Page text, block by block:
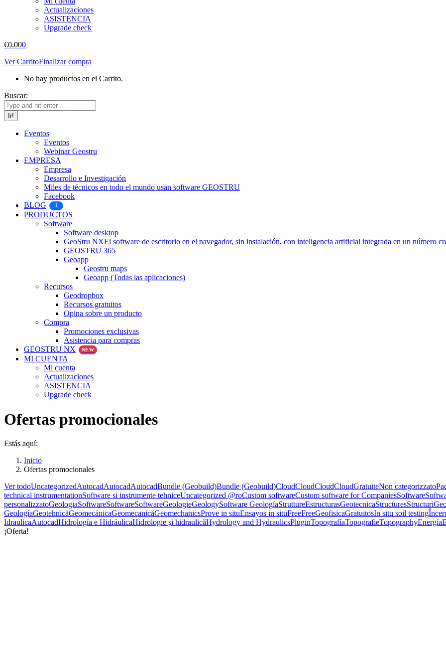
Actualizaciones
ASISTENCIA
Upgrade check
€0.000
Ver CarritoFinalizar compra
No hay productos en el Carrito.
Buscar:
Eventos
Eventos
Webinar Geostru
EMPRESA
Empresa
Desarrollo e Investigación
Miles de técnicos en todo el mundo usan software GEOSTRU
Facebook
BLOG
1
PRODUCTOS
Software
Software desktop
GeoStru NXEl software de escritorio en el navegador, sin instalación, con inteligencia artificial integrada en un número
GEOSTRU 365
Geoapp
Geostru maps
Geoapp (Todas las aplicaciones)
Recursos
Geodropbox
Recursos gratuitos
Opina sobre un producto
Compra
Promociones exclusivas
Asistencia para compras
GEOSTRU NX
NEW
MI CUENTA
Mi cuenta
Actualizaciones
ASISTENCIA
Upgrade check
Ofertas promocionales
Estás aquí:
Inicio
Ofertas promocionales
Ver todoUncategorizedAutocadAutocadAutocadBundle (Geobuild)Bundle (Geobuild)CloudCloudCloudCloudGratuiteNon categorizzato
technical instrumentationSoftware si instrumente tehniceUncategorized @roCustom softwareCustom software for CompaniesSoftware
personalizzatoGeologiaSoftwareSoftwareSoftwareGeologieGeologySoftware GeologíaStruttureEstructurasGeotecnicaStructuresStructuri
GeologíaGeotehnicăGeomecánicaGeomecanicăGeomechanicsProve in situEnsayos in situFreeFreeGeofisicaGratuitosIn situ soil testing
IdraulicaAutocadHidrología e HidráulicaHidrologie şi hidraulicăHydrology and HydraulicsPluginTopografíaTopografieTopographyEnergía
¡Oferta!